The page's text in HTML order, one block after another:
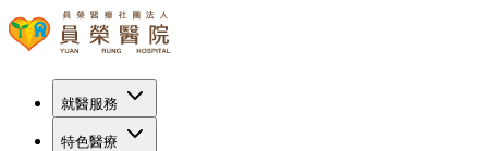
就醫服務
特色醫療